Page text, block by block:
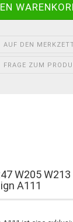
AUF DEN
FRAGE ZUM
W205 W213
A111